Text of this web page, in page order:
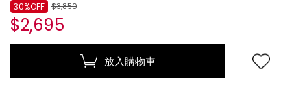
$3,850
$2,695
30%OFF
放入購物車